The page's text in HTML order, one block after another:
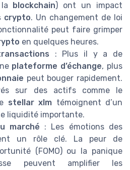
blockchain) ont un impact
crypto. Un changement de loi
peut faire grimper
en quelques heures.
: Plus il y a de
plateforme d’échange, plus
peut bouger rapidement.
sur des actifs comme le
stellar xlm témoignent d’un
liquidité importante.
marché : Les émotions des
un rôle clé. La peur de
(FOMO) ou la panique
peuvent amplifier les